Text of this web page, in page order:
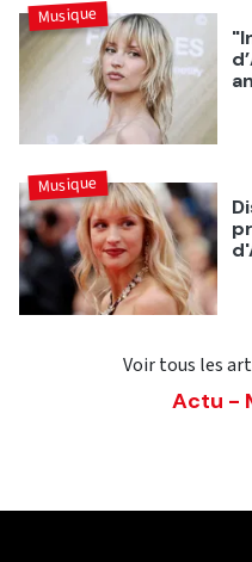
Musique
Musique
Voir tous les
Actu -